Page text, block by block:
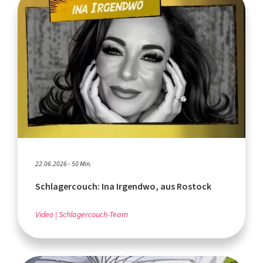
22.06.2026 - 50 Min.
Schlagercouch: Ina Irgendwo, aus Rostock
Video Schlagercouch-Team